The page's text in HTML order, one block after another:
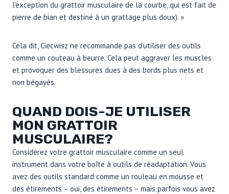
l’exception du grattoir musculaire de la courbe, qui est fait de
pierre de bian et destiné à un grattage plus doux). »
Cela dit, Ciecwisz ne recommande pas d’utiliser des outils
comme un couteau à beurre. Cela peut aggraver les muscles
et provoquer des blessures dues à des bords plus nets et
non bégayés.
QUAND DOIS-JE UTILISER
MON GRATTOIR
MUSCULAIRE?
Considérez votre grattoir musculaire comme un seul
instrument dans votre boîte à outils de réadaptation. Vous
avez des outils standard comme un rouleau en mousse et
des étirements – oui, des étirements – mais parfois vous avez